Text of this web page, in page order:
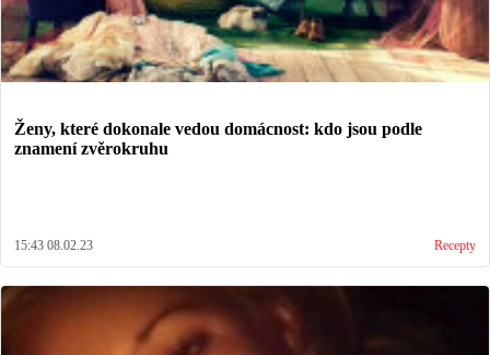
Ženy, které dokonale vedou domácnost: kdo jsou podle
znamení zvěrokruhu
15:43 08.02.23 Recepty